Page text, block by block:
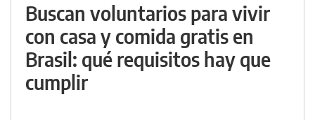
Buscan voluntarios para vivir
con casa y comida gratis en
Brasil: qué requisitos hay que
cumplir